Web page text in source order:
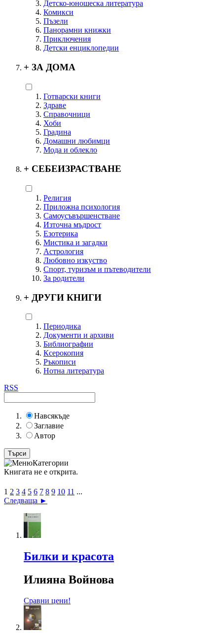
Детско-юношеска литература
Комикси
Пъзели
Панорамни книжки
Приключения
Детски енциклопедии
+ ЗА ДОМА
Готварски книги
Здраве
Справочници
Хоби
Градина
Домашни любимци
Мода и облекло
+ СЕБЕИЗРАСТВАНЕ
Религия
Приложна психология
Самоусъвършенстване
Източна мъдрост
Езотерика
Мистика и загадки
Астрология
Любовно изкуство
Спорт, туризъм и пътеводители
За родители
+ ДРУГИ КНИГИ
Периодика
Документи и архиви
Библиографии
Ксерокопия
Ръкописи
Нотна литература
RSS
Навсякъде
Заглавие
Автор
Категории
Книгата не е открита.
1 2 3 4 5 6 7 8 9 10 11 ...
Следваща ►
Билки и красота
Илияна Войнова
Сравни цени!